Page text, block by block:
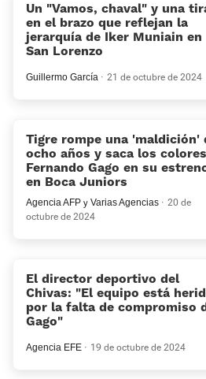
Un “Vamos, chaval” y una
en el brazo que reflejan la
jerarquía de Iker Muniain en
San Lorenzo
Guillermo García 21 de octubre de 2024
Tigre rompe una 'maldición'
ocho años y saca los
Fernando Gago en su
en Boca Juniors
Agencia AFP y Varias Agencias
20 de
octubre de 2024
El director deportivo del
Chivas: «El equipo está
por la falta de compromiso
Gago»
Agencia EFE 19 de octubre de 2024